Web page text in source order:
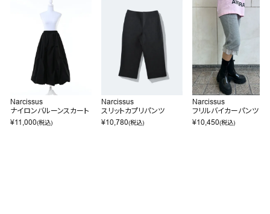
Narcissus
ナイロンバルーンスカート
¥11,000(税込)
Narcissus
スリットカプリパンツ
¥10,780(税込)
Narcissus
フリルバイカーパンツ
¥10,450(税込)